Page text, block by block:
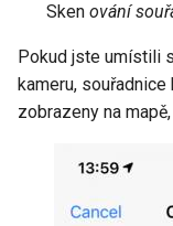
Sken ování
Pokud jste umístili
kameru,
zobrazeny na